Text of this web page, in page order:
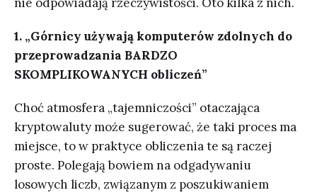
1. „Górnicy używają komputerów zdolnych do
przeprowadzania BARDZO
SKOMPLIKOWANYCH obliczeń”
Choć atmosfera „tajemniczości” otaczająca
kryptowaluty może sugerować, że taki proces ma
miejsce, to w praktyce obliczenia te są raczej
proste. Polegają bowiem na odgadywaniu
losowych liczb, związanym z poszukiwaniem